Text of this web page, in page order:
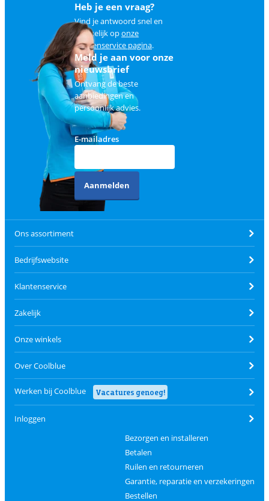
Heb je een vraag?
Vind je antwoord snel en
makkelijk oponze
klantenservice pagina.
Meld je aan voor onze
nieuwsbrief
Ontvang de beste
aanbiedingen en
persoonlijk advies.
E-mailadres
Aanmelden
Ons assortiment
Bedrijfswebsite
Klantenservice
Zakelijk
Onze winkels
Over Coolblue
Werken bij Coolblue Vacatures genoeg!
Inloggen
Bezorgen en installeren
Betalen
Ruilen en retourneren
Garantie, reparatie en verzekeringen
Bestellen